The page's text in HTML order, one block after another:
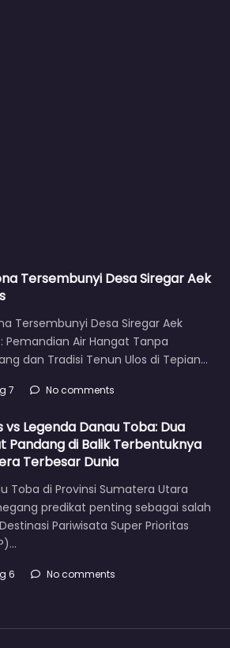
Tersembunyi Desa Siregar Aek
Tersembunyi Desa Siregar Aek
Pemandian Air Hangat Tanpa
dan Tradisi Tenun Ulos di Tepian…
7 No comments
vs Legenda Danau Toba: Dua
Pandang di Balik Terbentuknya
Terbesar Dunia
Toba di Provinsi Sumatera Utara
predikat penting sebagai salah
Pariwisata Super Prioritas
6 No comments